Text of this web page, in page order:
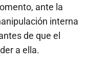
ante la
interna
de que el
a ella.